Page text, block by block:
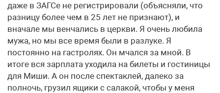
даже в ЗАГСе не регистрировали (объясняли, что
разницу более чем в 25 лет не признают), и
вначале мы венчались в церкви. Я очень любила
мужа, но мы все время были в разлуке. Я
постоянно на гастролях. Он мчался за мной. В
итоге вся зарплата уходила на билеты и гостиницы
для Миши. А он после спектаклей, далеко за
полночь, грузил ящики с салакой, чтобы у меня